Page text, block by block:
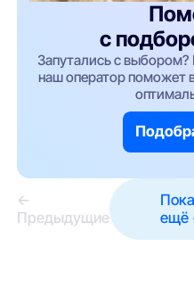
с
Запутались с
наш оператор поможет
←
Предыдущие
ещё